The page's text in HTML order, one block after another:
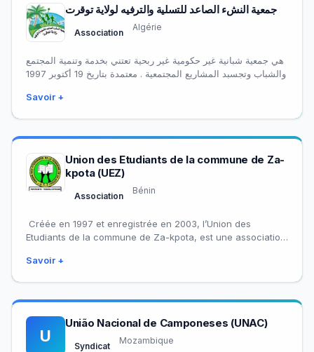
جمعية النشء الصاعد للتسلية والترفيه لولاية توقرت
Association
Algérie
هي جمعية شبانية غير حكومية غير ربحية تعتني بخدمة وتنمية المجتمع
والشباب وتجسبد المشاريع المجتمعية . معتمدة بتاريخ 19 أكتوبر 1997
Savoir +
Union des Etudiants de la commune de Za-
kpota (UEZ)
Association
Bénin
Créée en 1997 et enregistrée en 2003, l’Union des
Etudiants de la commune de Za-kpota, est une association
Savoir +
U
União Nacional de Camponeses (UNAC)
Syndicat
Mozambique